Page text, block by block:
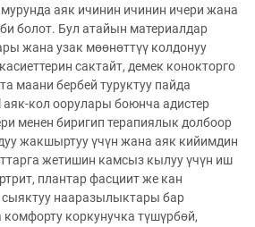
аяк ичинин ичинин ичери жана
болот. Бул атайын материалдар
жана узак мөөнөттүү колдонуу
сактайт, демек конокторго
маани бербей туруктуу пайда
аяк-кол оорулары боюнча адистер
менен биригип терапиялык долбоор
жакшыртуу үчүн жана аяк кийимдин
жетишин камсыз кылуу үчүн иш
плантар фасциит же кан
нааразылыктары бар
коркунучка түшүрбөй,